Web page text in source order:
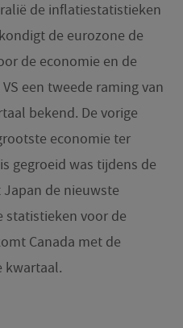
de inflatiestatistieken
de eurozone de
de economie en de
een tweede raming van
bekend. De vorige
economie ter
gegroeid was tijdens de
de nieuwste
statistieken voor de
Canada met de
kwartaal.